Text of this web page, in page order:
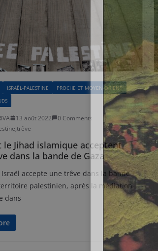
ISRAËL-PALESTINE
PROCHE ET MOYEN-ORIENT
13 août 2022
0 Comments
,trêve
le Jihad islamique acceptent
dans la bande de Gaza
Israël accepte une trêve dans la bande
palestinien, après la médiation
dans